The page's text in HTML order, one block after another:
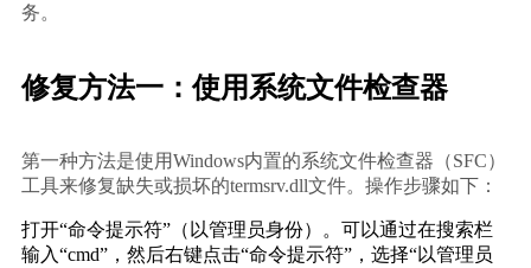
务。
修复方法一：使用系统文件检查器
第一种方法是使用Windows内置的系统文件检查器（SFC）
工具来修复缺失或损坏的termsrv.dll文件。操作步骤如下：
打开“命令提示符”（以管理员身份）。可以通过在搜索栏
输入“cmd”，然后右键点击“命令提示符”，选择“以管理员